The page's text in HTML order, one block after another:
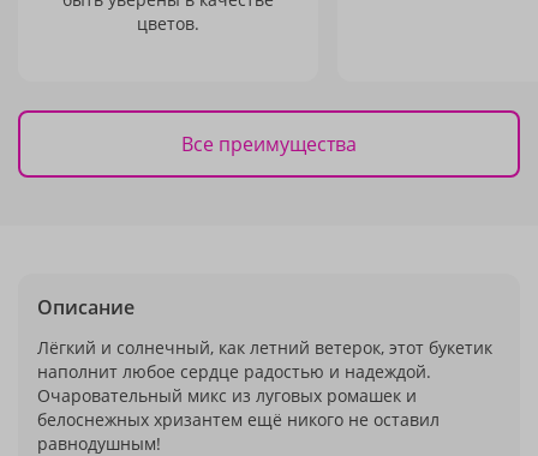
цветов.
Все преимущества
Описание
Лёгкий и солнечный, как летний ветерок, этот букетик
наполнит любое сердце радостью и надеждой.
Очаровательный микс из луговых ромашек и
белоснежных хризантем ещё никого не оставил
равнодушным!